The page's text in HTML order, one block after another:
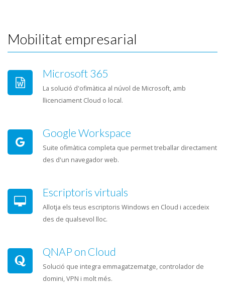
Mobilitat empresarial
Microsoft 365
La solució d'ofimàtica al núvol de Microsoft, amb
llicenciament Cloud o local.
Google Workspace
Suite ofimàtica completa que permet treballar directament
des d'un navegador web.
Escriptoris virtuals
Allotja els teus escriptoris Windows en Cloud i accedeix
des de qualsevol lloc.
QNAP on Cloud
Solució que integra emmagatzematge, controlador de
domini, VPN i molt més.